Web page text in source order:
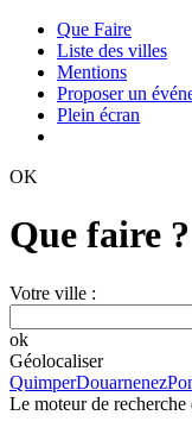
Que Faire
Liste des villes
Mentions
Proposer un
Plein écran
OK
Que faire ?
Votre ville :
ok
Géolocaliser
QuimperDouarnenez
Le moteur de recherche